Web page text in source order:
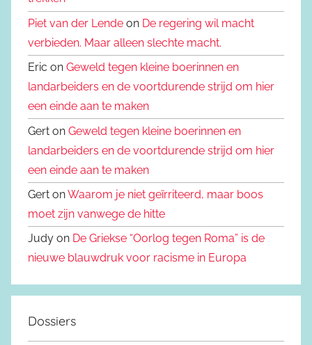
Piet van der Lende on De regering wil macht
verbieden. Maar alleen slechte macht.
Eric on Geweld tegen kleine boerinnen en
landarbeiders en de voortdurende strijd om hier
een einde aan te maken
Gert on Geweld tegen kleine boerinnen en
landarbeiders en de voortdurende strijd om hier
een einde aan te maken
Gert onWaarom je niet geïrriteerd, maar boos
moet zijn vanwege de hitte
Judy on De Griekse “Oorlog tegen Roma” is de
nieuwe blauwdruk voor racisme in Europa
Dossiers